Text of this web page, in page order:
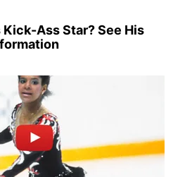
Ass Star? See His